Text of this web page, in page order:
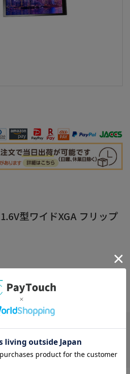
型ワイドXGA フリップ
ません